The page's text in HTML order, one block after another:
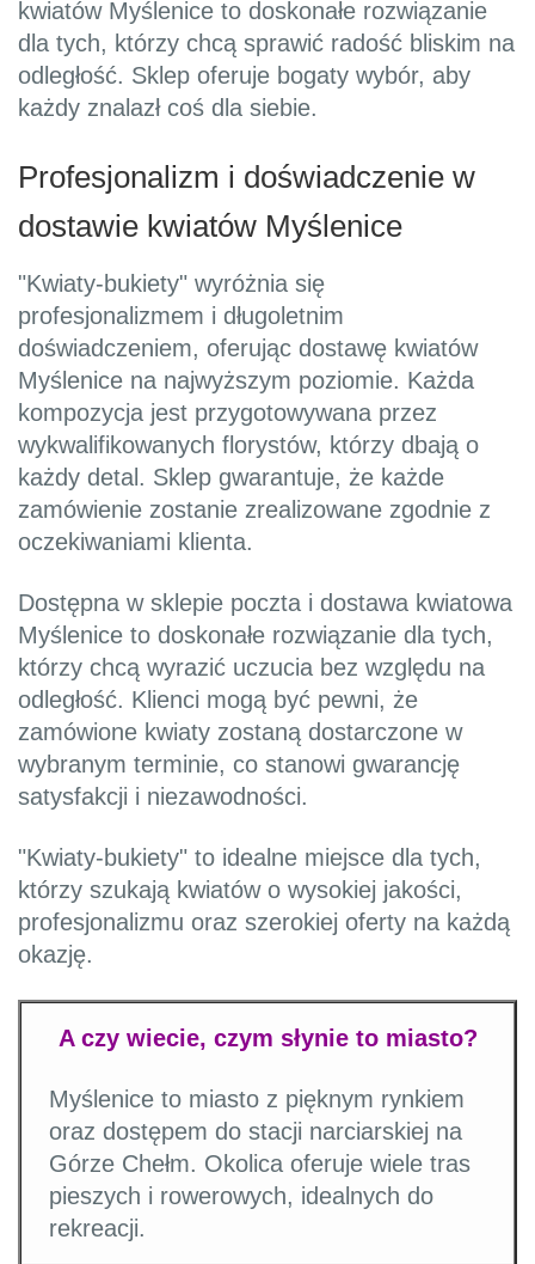
kwiatów Myślenice to doskonałe rozwiązanie
dla tych, którzy chcą sprawić radość bliskim na
odległość. Sklep oferuje bogaty wybór, aby
każdy znalazł coś dla siebie.
Profesjonalizm i doświadczenie w
dostawie kwiatów Myślenice
"Kwiaty-bukiety" wyróżnia się
profesjonalizmem i długoletnim
doświadczeniem, oferując dostawę kwiatów
Myślenice na najwyższym poziomie. Każda
kompozycja jest przygotowywana przez
wykwalifikowanych florystów, którzy dbają o
każdy detal. Sklep gwarantuje, że każde
zamówienie zostanie zrealizowane zgodnie z
oczekiwaniami klienta.
Dostępna w sklepie poczta i dostawa kwiatowa
Myślenice to doskonałe rozwiązanie dla tych,
którzy chcą wyrazić uczucia bez względu na
odległość. Klienci mogą być pewni, że
zamówione kwiaty zostaną dostarczone w
wybranym terminie, co stanowi gwarancję
satysfakcji i niezawodności.
"Kwiaty-bukiety" to idealne miejsce dla tych,
którzy szukają kwiatów o wysokiej jakości,
profesjonalizmu oraz szerokiej oferty na każdą
okazję.
A czy wiecie, czym słynie to miasto?
Myślenice to miasto z pięknym rynkiem
oraz dostępem do stacji narciarskiej na
Górze Chełm. Okolica oferuje wiele tras
pieszych i rowerowych, idealnych do
rekreacji.